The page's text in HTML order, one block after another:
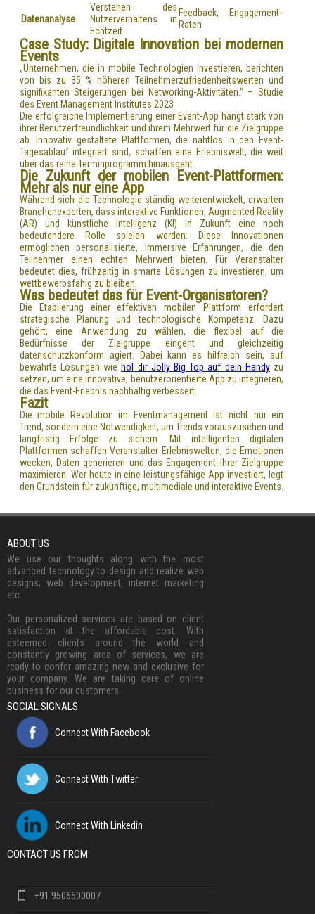
Datenanalyse
Verstehen des
Nutzerverhaltens in
Echtzeit
Feedback, Engagement-
Raten
Case Study: Digitale Innovation bei modernen
Events
„Unternehmen, die in mobile Technologien investieren, berichten
von bis zu 35 % höheren Teilnehmerzufriedenheitswerten und
signifikanten Steigerungen bei Networking-Aktivitäten.“ – Studie
des Event Management Institutes 2023
Die erfolgreiche Implementierung einer Event-App hängt stark von
ihrer Benutzerfreundlichkeit und ihrem Mehrwert für die Zielgruppe
ab. Innovativ gestaltete Plattformen, die nahtlos in den Event-
Tagesablauf integriert sind, schaffen eine Erlebniswelt, die weit
über das reine Terminprogramm hinausgeht.
Die Zukunft der mobilen Event-Plattformen:
Mehr als nur eine App
Während sich die Technologie ständig weiterentwickelt, erwarten
Branchenexperten, dass interaktive Funktionen, Augmented Reality
(AR) und künstliche Intelligenz (KI) in Zukunft eine noch
bedeutendere Rolle spielen werden. Diese Innovationen
ermöglichen personalisierte, immersive Erfahrungen, die den
Teilnehmer einen echten Mehrwert bieten. Für Veranstalter
bedeutet dies, frühzeitig in smarte Lösungen zu investieren, um
wettbewerbsfähig zu bleiben.
Was bedeutet das für Event-Organisatoren?
Die Etablierung einer effektiven mobilen Plattform erfordert
strategische Planung und technologische Kompetenz. Dazu
gehört, eine Anwendung zu wählen, die flexibel auf die
Bedürfnisse der Zielgruppe eingeht und gleichzeitig
datenschutzkonform agiert. Dabei kann es hilfreich sein, auf
bewährte Lösungen wie hol dir Jolly Big Top auf dein Handyzu
setzen, um eine innovative, benutzerorientierte App zu integrieren,
die das Event-Erlebnis nachhaltig verbessert.
Fazit
Die mobile Revolution im Eventmanagement ist nicht nur ein
Trend, sondern eine Notwendigkeit, um Trends vorauszusehen und
langfristig Erfolge zu sichern. Mit intelligenten digitalen
Plattformen schaffen Veranstalter Erlebniswelten, die Emotionen
wecken, Daten generieren und das Engagement ihrer Zielgruppe
maximieren. Wer heute in eine leistungsfähige App investiert, legt
den Grundstein für zukünftige, multimediale und interaktive Events.
ABOUT US
We use our thoughts along with the most
advanced technology to design and realize web
designs, web development, internet marketing
etc.
Our personalized services are based on client
satisfaction at the affordable cost. With
esteemed clients around the world and
constantly growing area of services, we are
ready to confer amazing new and exclusive for
your company. We are taking care of online
business for our customers.
SOCIAL SIGNALS
Connect With Facebook
Connect With Twitter
Connect With Linkedin
CONTACT US FROM
+91 9506500007